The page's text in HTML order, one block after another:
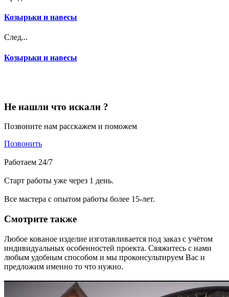
Козырьки и навесы
След...
Козырьки и навесы
Не нашли что искали ?
Позвоните нам расскажем и поможем
Позвонить
Работаем 24/7
Старт работы уже через 1 день.
Все мастера с опытом работы более 15-лет.
Смотрите также
Любое кованое изделие изготавливается под заказ с учётом
индивидуальных особенностей проекта. Свяжитесь с нами
любым удобным способом и мы проконсультируем Вас и
предложим именно то что нужно.